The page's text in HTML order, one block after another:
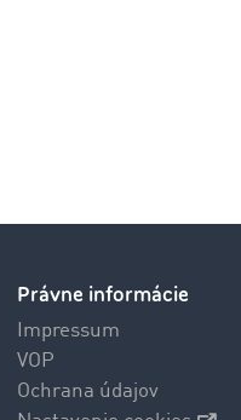
Právne informácie
Impressum
VOP
Ochrana údajov